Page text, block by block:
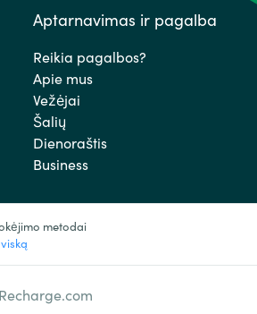
Aptarnavimas ir pagalba
Reikia pagalbos?
Apie mus
Vežėjai
Šalių
Dienoraštis
Business
metodai